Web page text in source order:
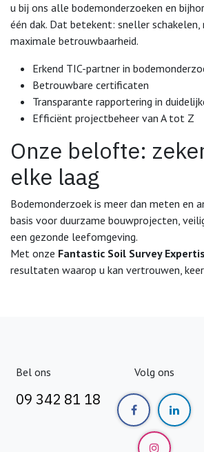
u bij ons alle bodemonderzoeken en
één dak. Dat betekent: sneller schakelen,
maximale betrouwbaarheid.
Erkend TIC-partner in
Betrouwbare certificaten
Transparante rapportering in
Efficiënt projectbeheer van A tot Z
Onze belofte:
elke laag
Bodemonderzoek is meer dan meten en
basis voor duurzame bouwprojecten,
een gezonde leefomgeving.
Met onze Fantastic Soil Survey
resultaten waarop u kan vertrouwen, keer
Bel ons Volg ons
09 342 81 18